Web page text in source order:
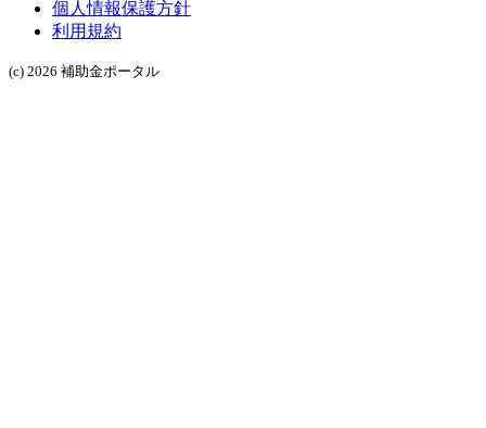
個人情報保護方針
利用規約
(c) 2026 補助金ポータル